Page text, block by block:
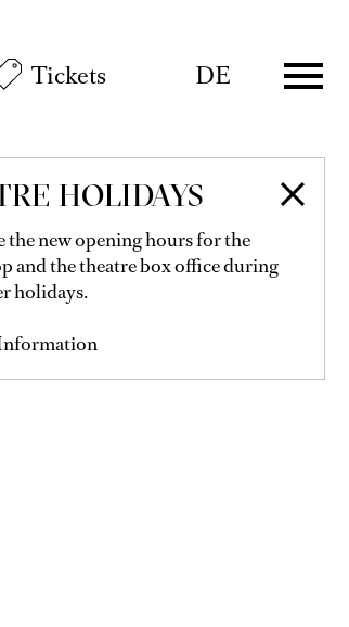
Tickets DE
HOLIDAYS
the new opening hours for the
and the theatre box office during
holidays.